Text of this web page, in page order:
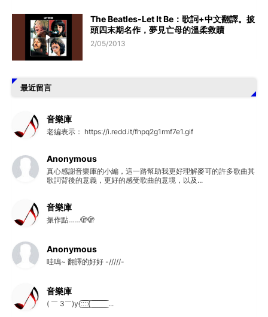
The Beatles-Let It Be：歌詞+中文翻譯。披
頭四末期名作，夢見亡母的溫柔救贖
2/05/2013
最近留言
音樂庫
老編表示： https://i.redd.it/fhpq2g1rmf7e1.gif
Anonymous
真心感謝音樂庫的小編，這一路幫助我更好理解麥可的許多歌曲其
歌詞背後的意義，更好的感受歌曲的意境，以及...
音樂庫
振作點……🫣🫣
Anonymous
哇嗚~ 翻譯的好好 -/////-
音樂庫
( ￣ 3￣)y{:̲̅:̲̅:̲̅:̲̅{ ̲̅ ̲̅ ̲̅ ̲̅ ̲̅ ̲̅ ̲̅ ̲̅ ̲̅ ...